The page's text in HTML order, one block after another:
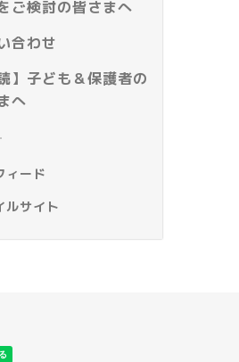
ご検討の皆さまへ
合わせ
】子ども＆保護者の
へ
ィード
ルサイト